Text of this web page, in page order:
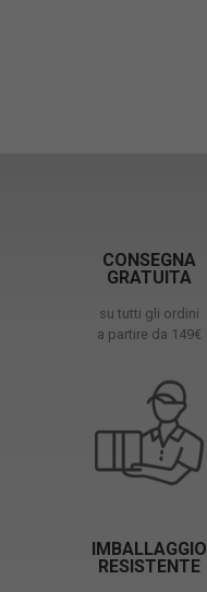
CONSEGNA
GRATUITA
su tutti gli ordini
a partire da 149€
IMBALLAGGIO
RESISTENTE